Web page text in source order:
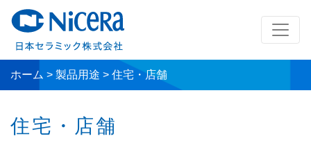
ホーム > 製品用途 > 住宅・店舗
住宅・店舗